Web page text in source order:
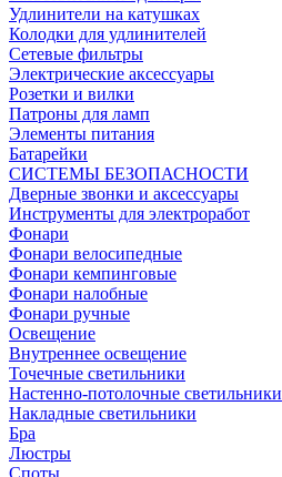
Удлинители на катушках
Колодки для удлинителей
Сетевые фильтры
Электрические аксессуары
Розетки и вилки
Патроны для ламп
Элементы питания
Батарейки
СИСТЕМЫ БЕЗОПАСНОСТИ
Дверные звонки и аксессуары
Инструменты для электроработ
Фонари
Фонари велосипедные
Фонари кемпинговые
Фонари налобные
Фонари ручные
Освещение
Внутреннее освещение
Точечные светильники
Настенно-потолочные светильники
Накладные светильники
Бра
Люстры
Споты